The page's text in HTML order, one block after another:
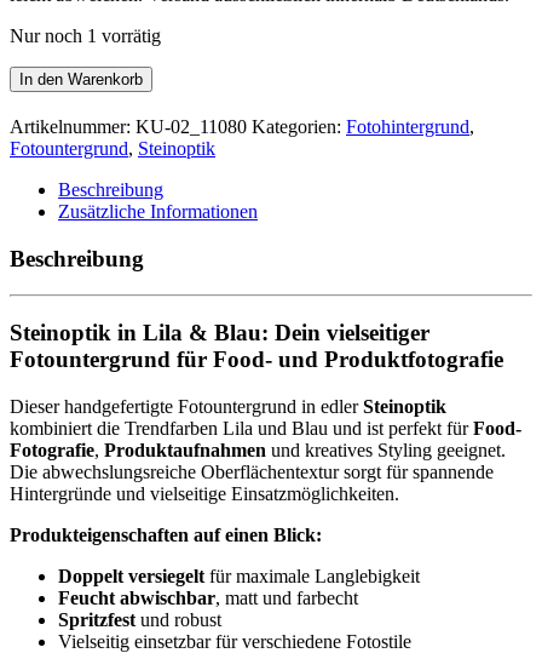
Nur noch 1 vorrätig
Grunge
violet
–
handgefertigter
Fotountergrund,
Steinoptik
110
x
80
Menge
In den Warenkorb
Artikelnummer: KU-02_11080 Kategorien: Fotohintergrund,
Fotountergrund, Steinoptik
Beschreibung
Zusätzliche Informationen
Beschreibung
Steinoptik in Lila & Blau: Dein vielseitiger
Fotountergrund für Food- und Produktfotografie
Dieser handgefertigte Fotountergrund in edlerSteinoptik
kombiniert die Trendfarben Lila und Blau und ist perfekt fürFood-
Fotografie, Produktaufnahmen und kreatives Styling geeignet.
Die abwechslungsreiche Oberflächentextur sorgt für spannende
Hintergründe und vielseitige Einsatzmöglichkeiten.
Produkteigenschaften auf einen Blick:
Doppelt versiegelt für maximale Langlebigkeit
Feucht abwischbar, matt und farbecht
Spritzfest und robust
Vielseitig einsetzbar für verschiedene Fotostile